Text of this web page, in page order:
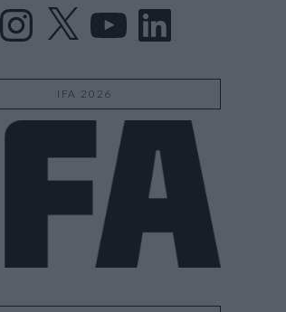
Instagram YouTube LinkedIn
IFA 2026